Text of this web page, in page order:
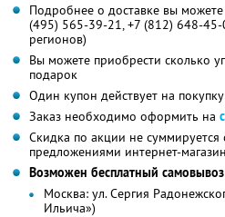
Подробнее о доставке вы
(495) 565-39-21, +7 (812) 648-
регионов)
Вы можете приобрести сколько
подарок
Один купон действует на
Заказ необходимо оформить на
Скидка по акции не
предложениями интернет-
Возможен бесплатный
Москва: ул. Сергия
Ильича»)